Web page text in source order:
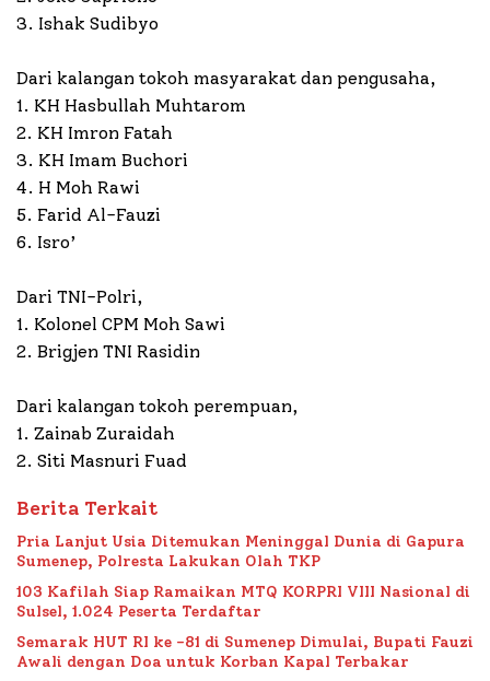
3. Ishak Sudibyo
Dari kalangan tokoh masyarakat dan pengusaha,
1. KH Hasbullah Muhtarom
2. KH Imron Fatah
3. KH Imam Buchori
4. H Moh Rawi
5. Farid Al-Fauzi
6. Isro’
Dari TNI-Polri,
1. Kolonel CPM Moh Sawi
2. Brigjen TNI Rasidin
Dari kalangan tokoh perempuan,
1. Zainab Zuraidah
2. Siti Masnuri Fuad
Berita Terkait
Pria Lanjut Usia Ditemukan Meninggal Dunia di Gapura
Sumenep, Polresta Lakukan Olah TKP
103 Kafilah Siap Ramaikan MTQ KORPRI VIII Nasional di
Sulsel, 1.024 Peserta Terdaftar
Semarak HUT RI ke -81 di Sumenep Dimulai, Bupati Fauzi
Awali dengan Doa untuk Korban Kapal Terbakar